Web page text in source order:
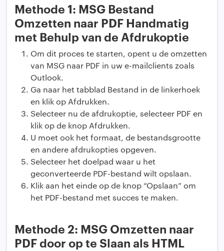
Methode 1: MSG Bestand
Omzetten naar PDF Handmatig
met Behulp van de Afdrukoptie
Om dit proces te starten, opent u de omzetten
van MSG naar PDF in uw e-mailclients zoals
Outlook.
Ga naar het tabblad Bestand in de linkerhoek
en klik op Afdrukken.
Selecteer nu de afdrukoptie, selecteer PDF en
klik op de knop Afdrukken.
U moet ook het formaat, de bestandsgrootte
en andere afdrukopties opgeven.
Selecteer het doelpad waar u het
geconverteerde PDF-bestand wilt opslaan.
Klik aan het einde op de knop “Opslaan” om
het PDF-bestand met succes te maken.
Methode 2: MSG Omzetten naar
PDF door op te Slaan als HTML